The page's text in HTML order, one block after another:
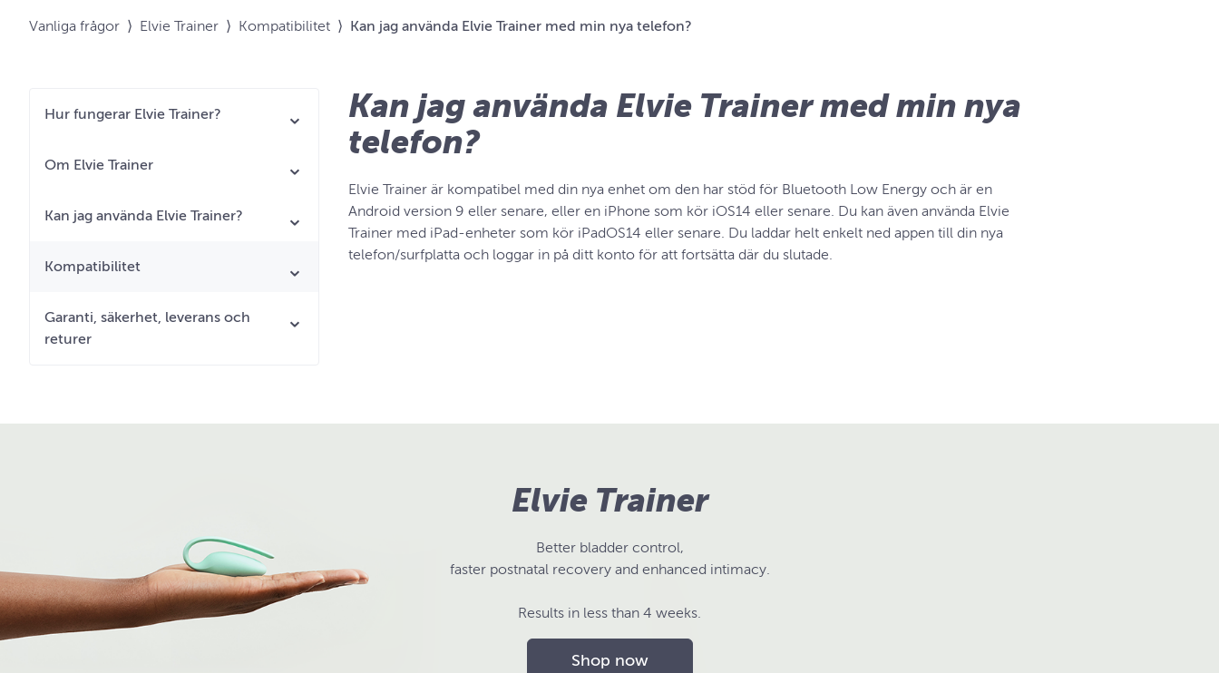
Vanliga frågor ⟩ Elvie Trainer ⟩ Kompatibilitet ⟩ Kan jag använda Elvie Trainer med min nya telefon?
Hur fungerar Elvie Trainer?
Om Elvie Trainer
Kan jag använda Elvie Trainer?
Kompatibilitet
Garanti, säkerhet, leverans och
returer
Kan jag använda Elvie Trainer med min nya
telefon?
Elvie Trainer är kompatibel med din nya enhet om den har stöd för Bluetooth Low Energy och är en
Android version 9 eller senare, eller en iPhone som kör iOS14 eller senare. Du kan även använda Elvie
Trainer med iPad-enheter som kör iPadOS14 eller senare. Du laddar helt enkelt ned appen till din nya
telefon/surfplatta och loggar in på ditt konto för att fortsätta där du slutade.
Elvie Trainer
Better bladder control,
faster postnatal recovery and enhanced intimacy.
Results in less than 4 weeks.
Shop now